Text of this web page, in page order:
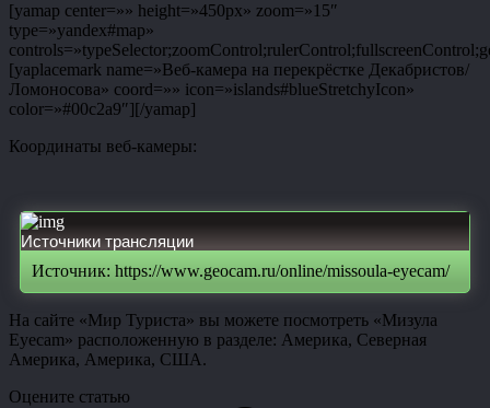
[yamap center=»» height=»450px» zoom=»15″
type=»yandex#map»
[yaplacemark name=»Веб-камера на перекрёстке Декабристов/
Ломоносова» coord=»» icon=»islands#blueStretchyIcon»
color=»#00c2a9″][/yamap]
Координаты веб-камеры:
Источники трансляции
Источник: https://www.geocam.ru/online/missoula-eyecam/
На сайте «Мир Туриста» вы можете посмотреть «Мизула
Eyecam» расположенную в разделе: Америка, Северная
Америка, Америка, США.
Оцените статью